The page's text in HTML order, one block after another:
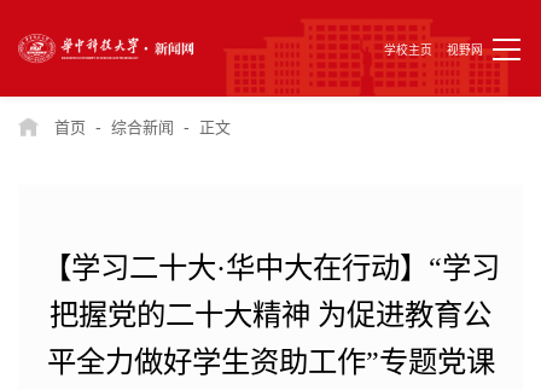
学校主页 视野网
首页 - 综合新闻 - 正文
【学习二十大·华中大在行动】“学习
把握党的二十大精神 为促进教育公
平全力做好学生资助工作”专题党课